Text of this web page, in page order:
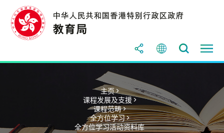
主页 >
课程发展及支援 >
课程范畴 >
全方位学习 >
全方位学习活动资料库